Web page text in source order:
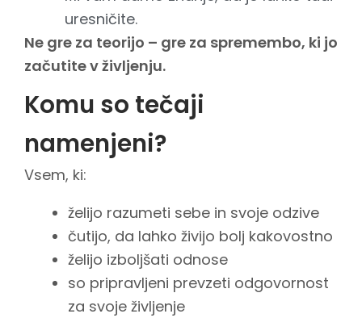
uresničite.
Ne gre za teorijo – gre za spremembo, ki jo
začutite v življenju.
Komu so tečaji
namenjeni?
Vsem, ki:
želijo razumeti sebe in svoje odzive
čutijo, da lahko živijo bolj kakovostno
želijo izboljšati odnose
so pripravljeni prevzeti odgovornost
za svoje življenje